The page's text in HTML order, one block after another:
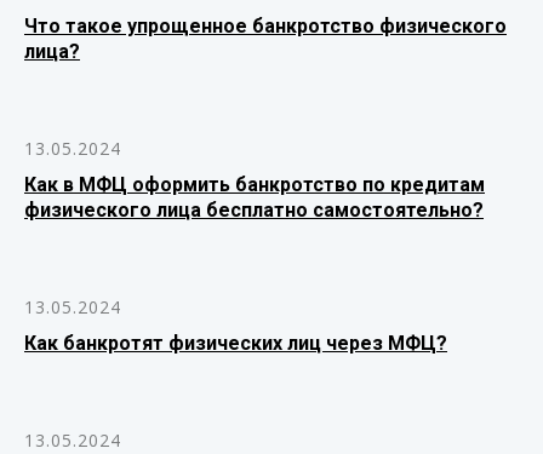
Что такое упрощенное банкротство физического
лица?
13.05.2024
Как в МФЦ оформить банкротство по кредитам
физического лица бесплатно самостоятельно?
13.05.2024
Как банкротят физических лиц через МФЦ?
13.05.2024